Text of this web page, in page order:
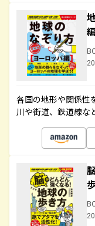
編
各国の地形や関係性
川や街道、鉄道線な